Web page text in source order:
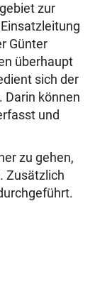
zur
Günter
überhaupt
sich der
Darin können
und
zu gehen,
Zusätzlich